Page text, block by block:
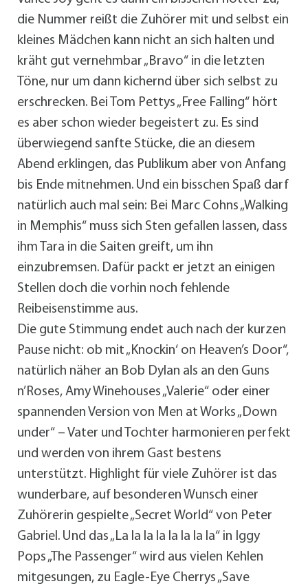
die Nummer reißt die Zuhörer mit und selbst ein
kleines Mädchen kann nicht an sich halten und
kräht gut vernehmbar „Bravo“ in die letzten
Töne, nur um dann kichernd über sich selbst zu
erschrecken. Bei Tom Pettys „Free Falling“ hört
es aber schon wieder begeistert zu. Es sind
überwiegend sanfte Stücke, die an diesem
Abend erklingen, das Publikum aber von Anfang
bis Ende mitnehmen. Und ein bisschen Spaß darf
natürlich auch mal sein: Bei Marc Cohns „Walking
in Memphis“ muss sich Sten gefallen lassen, dass
ihm Tara in die Saiten greift, um ihn
einzubremsen. Dafür packt er jetzt an einigen
Stellen doch die vorhin noch fehlende
Reibeisenstimme aus.
Die gute Stimmung endet auch nach der kurzen
Pause nicht: ob mit „Knockin‘ on Heaven’s Door“,
natürlich näher an Bob Dylan als an den Guns
n’Roses, Amy Winehouses „Valerie“ oder einer
spannenden Version von Men at Works „Down
under“ – Vater und Tochter harmonieren perfekt
und werden von ihrem Gast bestens
unterstützt. Highlight für viele Zuhörer ist das
wunderbare, auf besonderen Wunsch einer
Zuhörerin gespielte „Secret World“ von Peter
Gabriel. Und das „La la la la la la la la“ in Iggy
Pops „The Passenger“ wird aus vielen Kehlen
mitgesungen, zu Eagle-Eye Cherrys „Save